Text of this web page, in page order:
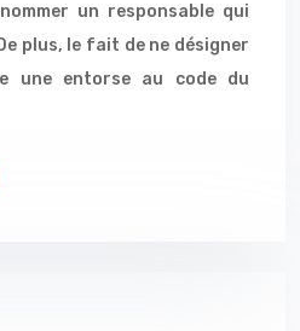
un responsable qui
plus, le fait de ne désigner
une entorse au code du